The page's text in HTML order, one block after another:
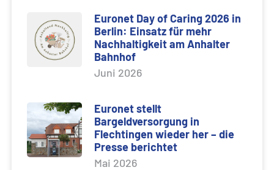
Euronet Day of Caring 2026 in
Berlin: Einsatz für mehr
Nachhaltigkeit am Anhalter
Bahnhof
Juni 2026
Euronet stellt
Bargeldversorgung in
Flechtingen wieder her – die
Presse berichtet
Mai 2026